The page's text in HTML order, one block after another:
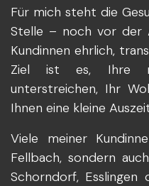
Für mich steht die
Stelle – noch vor der
Kundinnen ehrlich,
Ziel ist es, Ihre
unterstreichen, Ihr
Ihnen eine kleine
Viele meiner
Fellbach, sondern
Schorndorf, Esslingen